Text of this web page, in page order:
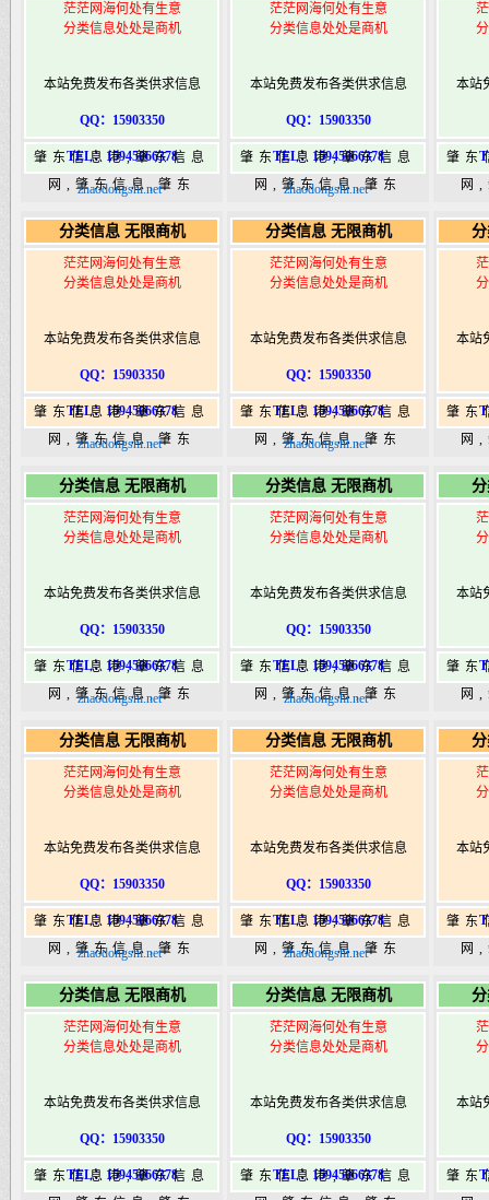
茫茫网海何处有生意
分类信息处处是商机
本站免费发布各类供求信息
QQ：15903350
TEL：15945066378
肇东信息港,肇东信息
网,肇东信息,肇东
港|www.zhaodongshi.com
zhaodongshi.net
茫茫网海何处有生意
分类信息处处是商机
本站免费发布各类供求信息
QQ：15903350
TEL：15945066378
肇东信息港,肇东信息
网,肇东信息,肇东
港|www.zhaodongshi.com
zhaodongshi.net
本站
肇东
网
港
分类信息 无限商机
茫茫网海何处有生意
分类信息处处是商机
本站免费发布各类供求信息
QQ：15903350
TEL：15945066378
肇东信息港,肇东信息
网,肇东信息,肇东
港|www.zhaodongshi.com
zhaodongshi.net
分类信息 无限商机
茫茫网海何处有生意
分类信息处处是商机
本站免费发布各类供求信息
QQ：15903350
TEL：15945066378
肇东信息港,肇东信息
网,肇东信息,肇东
港|www.zhaodongshi.com
zhaodongshi.net
本站
肇东
网
港
分类信息 无限商机
茫茫网海何处有生意
分类信息处处是商机
本站免费发布各类供求信息
QQ：15903350
TEL：15945066378
肇东信息港,肇东信息
网,肇东信息,肇东
港|www.zhaodongshi.com
zhaodongshi.net
分类信息 无限商机
茫茫网海何处有生意
分类信息处处是商机
本站免费发布各类供求信息
QQ：15903350
TEL：15945066378
肇东信息港,肇东信息
网,肇东信息,肇东
港|www.zhaodongshi.com
zhaodongshi.net
本站
肇东
网
港
分类信息 无限商机
茫茫网海何处有生意
分类信息处处是商机
本站免费发布各类供求信息
QQ：15903350
TEL：15945066378
肇东信息港,肇东信息
网,肇东信息,肇东
港|www.zhaodongshi.com
zhaodongshi.net
分类信息 无限商机
茫茫网海何处有生意
分类信息处处是商机
本站免费发布各类供求信息
QQ：15903350
TEL：15945066378
肇东信息港,肇东信息
网,肇东信息,肇东
港|www.zhaodongshi.com
zhaodongshi.net
本站
肇东
网
港
分类信息 无限商机
茫茫网海何处有生意
分类信息处处是商机
本站免费发布各类供求信息
QQ：15903350
TEL：15945066378
肇东信息港,肇东信息
分类信息 无限商机
茫茫网海何处有生意
分类信息处处是商机
本站免费发布各类供求信息
QQ：15903350
TEL：15945066378
肇东信息港,肇东信息
本站
肇东